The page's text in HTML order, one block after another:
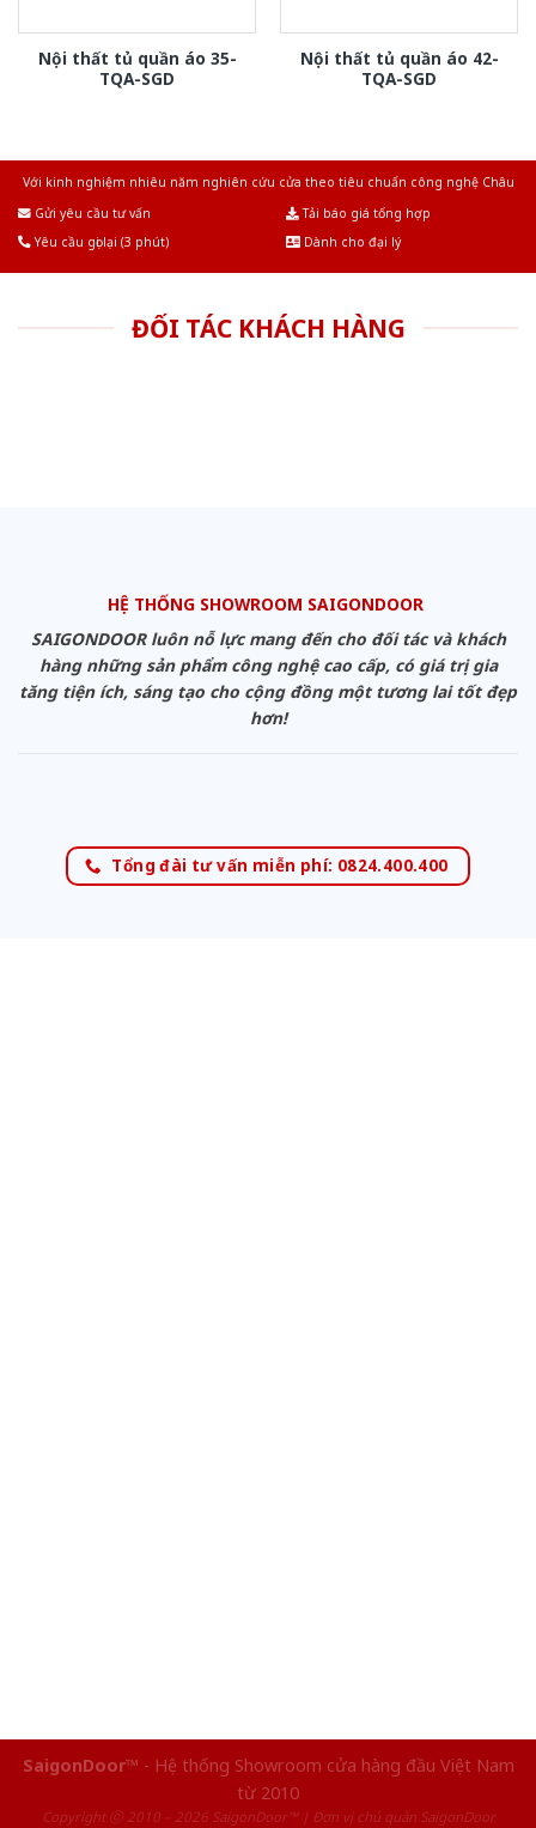
Nội thất tủ quần áo 35-
TQA-SGD
Nội thất tủ quần áo 42-
TQA-SGD
Với kinh nghiệm nhiêu năm nghiên cứu cửa theo tiêu chuẩn công nghệ Châu
Gửi yêu cầu tư vấn
Tải báo giá tổng hợp
Yêu cầu gọi lại (3 phút)
Dành cho đại lý
ĐỐI TÁC KHÁCH HÀNG
HỆ THỐNG SHOWROOM SAIGONDOOR
SAIGONDOOR luôn nỗ lực mang đến cho đối tác và khách
hàng những sản phẩm công nghệ cao cấp, có giá trị gia
tăng tiện ích, sáng tạo cho cộng đồng một tương lai tốt đẹp
hơn!
Tổng đài tư vấn miễn phí: 0824.400.400
SaigonDoor™ - Hệ thống Showroom cửa hàng đầu Việt Nam
từ 2010
Copyright ⓒ 2010 – 2026 SaigonDoor™ | Đơn vị chủ quản SaigonDoor